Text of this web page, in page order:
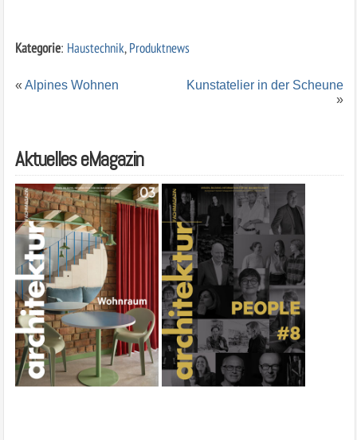
Kategorie: Haustechnik, Produktnews
« Alpines Wohnen
Kunstatelier in der Scheune
»
Aktuelles eMagazin